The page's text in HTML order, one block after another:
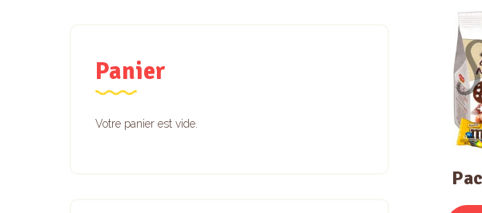
Panier
Votre panier est vide.